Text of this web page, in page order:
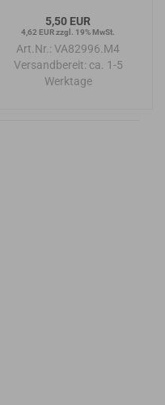
5,50 EUR
4,62 EUR zzgl. 19% MwSt.
Art.Nr.: VA82996.M4
Versandbereit: ca. 1-5
Werktage